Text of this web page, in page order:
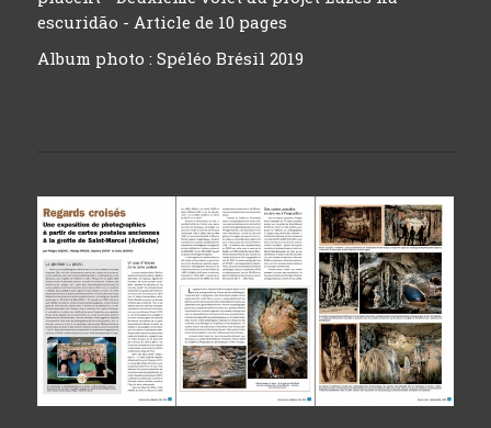
escuridão - Article de 10 pages
Album photo : Spéléo Brésil 2019